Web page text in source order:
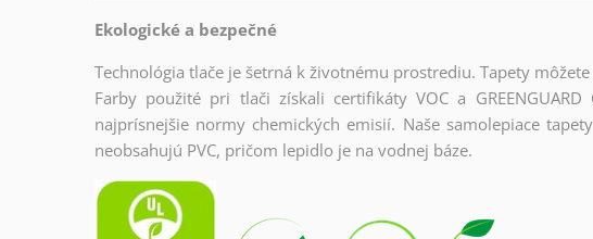
Ekologické a bezpečné
Technológia tlače je šetrná k životnému prostrediu. Tapety
Farby použité pri tlači získali certifikáty VOC a
najprísnejšie normy chemických emisií. Naše samolepiace
neobsahujú PVC, pričom lepidlo je na vodnej báze.